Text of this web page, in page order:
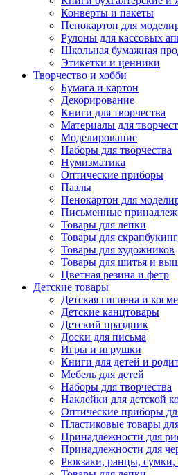
Конверты и пакеты
Пенокартон для
Рулоны для кассовых
Школьная бумажная
Этикетки и ценники
Творчество и хобби
Бумага и картон
Декорирование
Книги для творчества
Материалы для
Моделирование
Наборы для творчества
Нумизматика
Оптические приборы
Пазлы
Пенокартон для
Письменные
Товары для лепки
Товары для
Товары для художников
Товары для шитья и
Цветная резина и фетр
Детские товары
Детская гигиена и
Детские канцтовары
Детский праздник
Доски для письма
Игры и игрушки
Книги для детей и
Мебель для детей
Наборы для творчества
Наклейки для детской
Оптические приборы
Пластиковые товары
Принадлежности для
Принадлежности для
Рюкзаки, ранцы, сумки,